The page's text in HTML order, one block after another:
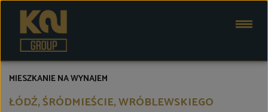
ŁÓDŹ, ŚRÓDMIEŚCIE, WRÓBLEWSKIEGO
MIESZKANIE NA WYNAJEM